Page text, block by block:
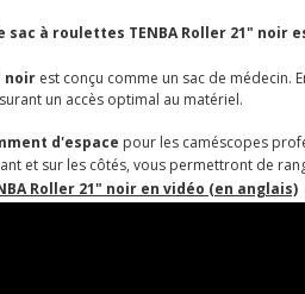
à roulettes TENBA Roller 21"
noir est conçu comme un sac de médecin.
un accès optimal au matériel.
d'espace pour les caméscopes
et sur les côtés, vous permettront de
Roller 21" noir en vidéo (en anglais)